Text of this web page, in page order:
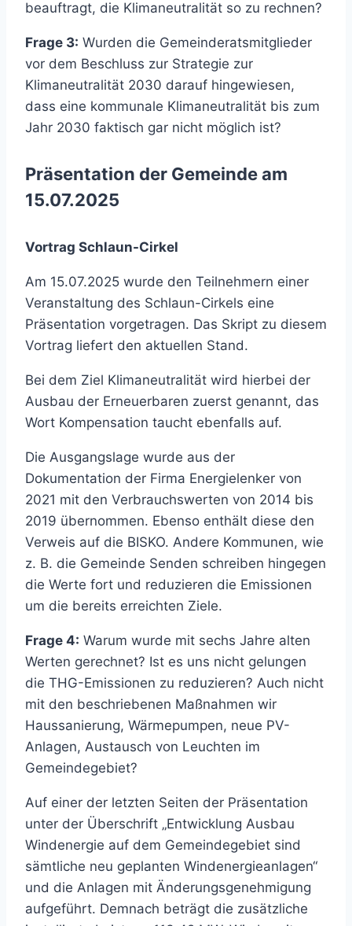
beauftragt, die Klimaneutralität so zu rechnen?
Frage 3: Wurden die Gemeinderatsmitglieder
vor dem Beschluss zur Strategie zur
Klimaneutralität 2030 darauf hingewiesen,
dass eine kommunale Klimaneutralität bis zum
Jahr 2030 faktisch gar nicht möglich ist?
Präsentation der Gemeinde am
15.07.2025
Vortrag Schlaun-Cirkel
Am 15.07.2025 wurde den Teilnehmern einer
Veranstaltung des Schlaun-Cirkels eine
Präsentation vorgetragen. Das Skript zu diesem
Vortrag liefert den aktuellen Stand.
Bei dem Ziel Klimaneutralität wird hierbei der
Ausbau der Erneuerbaren zuerst genannt, das
Wort Kompensation taucht ebenfalls auf.
Die Ausgangslage wurde aus der
Dokumentation der Firma Energielenker von
2021 mit den Verbrauchswerten von 2014 bis
2019 übernommen. Ebenso enthält diese den
Verweis auf die BISKO. Andere Kommunen, wie
z. B. die Gemeinde Senden schreiben hingegen
die Werte fort und reduzieren die Emissionen
um die bereits erreichten Ziele.
Frage 4: Warum wurde mit sechs Jahre alten
Werten gerechnet? Ist es uns nicht gelungen
die THG-Emissionen zu reduzieren? Auch nicht
mit den beschriebenen Maßnahmen wir
Haussanierung, Wärmepumpen, neue PV-
Anlagen, Austausch von Leuchten im
Gemeindegebiet?
Auf einer der letzten Seiten der Präsentation
unter der Überschrift „Entwicklung Ausbau
Windenergie auf dem Gemeindegebiet sind
sämtliche neu geplanten Windenergieanlagen“
und die Anlagen mit Änderungsgenehmigung
aufgeführt. Demnach beträgt die zusätzliche